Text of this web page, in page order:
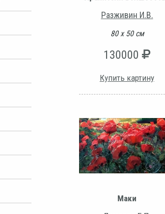
Разживин И.В.
80 х 50 см
130000
Купить картину
Маки